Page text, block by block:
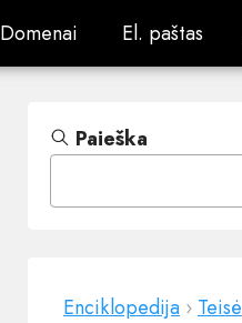
Domenai
Domenai El. paštas
El. paštas
Paieška
Enciklopedija › Teisė